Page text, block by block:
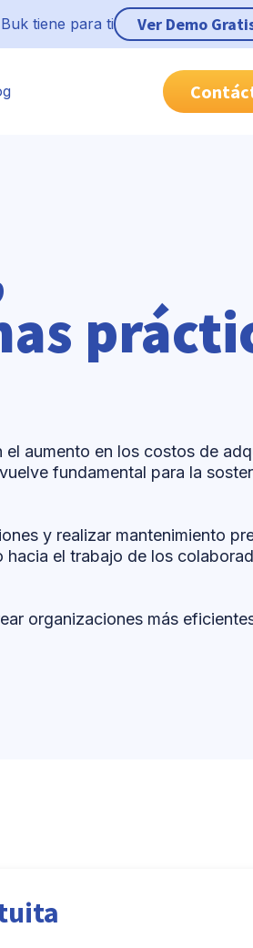
tiene para ti Ver Demo
aumento en los costos de
fundamental para la
y realizar mantenimiento
el trabajo de los
organizaciones más